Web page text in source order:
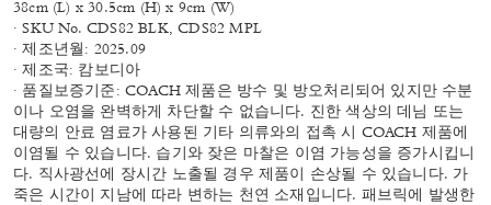
38cm (L) x 30.5cm (H) x 9cm (W)
· SKU No. CDS82 BLK, CDS82 MPL
· 제조년월: 2025.09
· 제조국: 캄보디아
· 품질보증기준: COACH 제품은 방수 및 방오처리되어 있지만 수분
이나 오염을 완벽하게 차단할 수 없습니다. 진한 색상의 데님 또는
대량의 안료 염료가 사용된 기타 의류와의 접촉 시 COACH 제품에
이염될 수 있습니다. 습기와 잦은 마찰은 이염 가능성을 증가시킵니
다. 직사광선에 장시간 노출될 경우 제품이 손상될 수 있습니다. 가
죽은 시간이 지남에 따라 변하는 천연 소재입니다. 패브릭에 발생한